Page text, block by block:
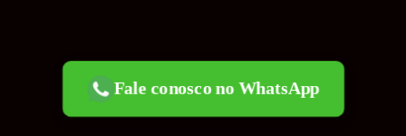
Fale conosco no WhatsApp